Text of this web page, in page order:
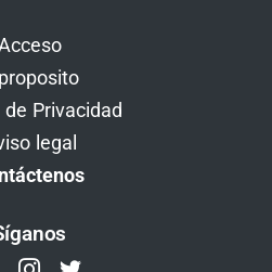
de Privacidad
legal